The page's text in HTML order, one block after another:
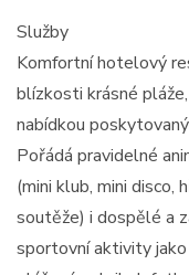
Služby
Komfortní hotelový
blízkosti krásné
nabídkou
Pořádá pravidelné
(mini klub, mini disco,
soutěže) i dospělé a
sportovní aktivity